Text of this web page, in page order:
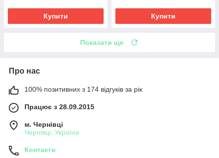
Купити Купити
Показати ще
Про нас
100% позитивних з 174 відгуків за рік
Працює з 28.09.2015
м. Чернівці
Чернівці, Україна
Контакти